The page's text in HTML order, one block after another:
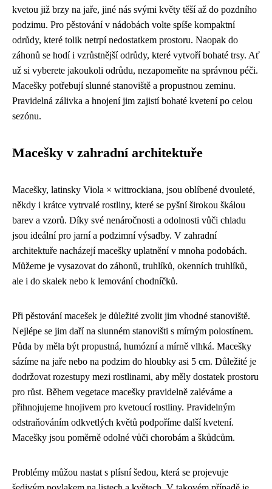
kvetou již brzy na jaře, jiné nás svými květy těší až do pozdního
podzimu. Pro pěstování v nádobách volte spíše kompaktní
odrůdy, které tolik netrpí nedostatkem prostoru. Naopak do
záhonů se hodí i vzrůstnější odrůdy, které vytvoří bohaté trsy. Ať
už si vyberete jakoukoli odrůdu, nezapomeňte na správnou péči.
Macešky potřebují slunné stanoviště a propustnou zeminu.
Pravidelná zálivka a hnojení jim zajistí bohaté kvetení po celou
sezónu.
Macešky v zahradní architektuře
Macešky, latinsky Viola × wittrockiana, jsou oblíbené dvouleté,
někdy i krátce vytrvalé rostliny, které se pyšní širokou škálou
barev a vzorů. Díky své nenáročnosti a odolnosti vůči chladu
jsou ideální pro jarní a podzimní výsadby. V zahradní
architektuře nacházejí macešky uplatnění v mnoha podobách.
Můžeme je vysazovat do záhonů, truhlíků, okenních truhlíků,
ale i do skalek nebo k lemování chodníčků.
Při pěstování macešek je důležité zvolit jim vhodné stanoviště.
Nejlépe se jim daří na slunném stanovišti s mírným polostínem.
Půda by měla být propustná, humózní a mírně vlhká. Macešky
sázíme na jaře nebo na podzim do hloubky asi 5 cm. Důležité je
dodržovat rozestupy mezi rostlinami, aby měly dostatek prostoru
pro růst. Během vegetace macešky pravidelně zaléváme a
přihnojujeme hnojivem pro kvetoucí rostliny. Pravidelným
odstraňováním odkvetlých květů podpoříme další kvetení.
Macešky jsou poměrně odolné vůči chorobám a škůdcům.
Problémy můžou nastat s plísní šedou, která se projevuje